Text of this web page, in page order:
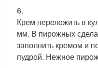
6.
Крем переложить в
мм. В пирожных
заполнить кремом и
пудрой. Нежное